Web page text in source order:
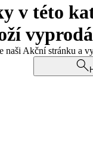
v této
naši Akční stránku a